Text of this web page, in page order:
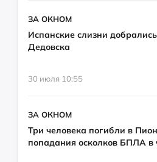
ЗА ОКНОМ
Испанские слизни
Дедовска
30 июля 10:55
ЗА ОКНОМ
Три человека погибли в
попадания осколков БПЛА в